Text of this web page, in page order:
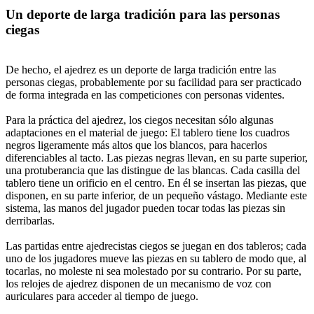
Un deporte de larga tradición para las personas
ciegas
De hecho, el ajedrez es un deporte de larga tradición entre las
personas ciegas, probablemente por su facilidad para ser practicado
de forma integrada en las competiciones con personas videntes.
Para la práctica del ajedrez, los ciegos necesitan sólo algunas
adaptaciones en el material de juego: El tablero tiene los cuadros
negros ligeramente más altos que los blancos, para hacerlos
diferenciables al tacto. Las piezas negras llevan, en su parte superior,
una protuberancia que las distingue de las blancas. Cada casilla del
tablero tiene un orificio en el centro. En él se insertan las piezas, que
disponen, en su parte inferior, de un pequeño vástago. Mediante este
sistema, las manos del jugador pueden tocar todas las piezas sin
derribarlas.
Las partidas entre ajedrecistas ciegos se juegan en dos tableros; cada
uno de los jugadores mueve las piezas en su tablero de modo que, al
tocarlas, no moleste ni sea molestado por su contrario. Por su parte,
los relojes de ajedrez disponen de un mecanismo de voz con
auriculares para acceder al tiempo de juego.